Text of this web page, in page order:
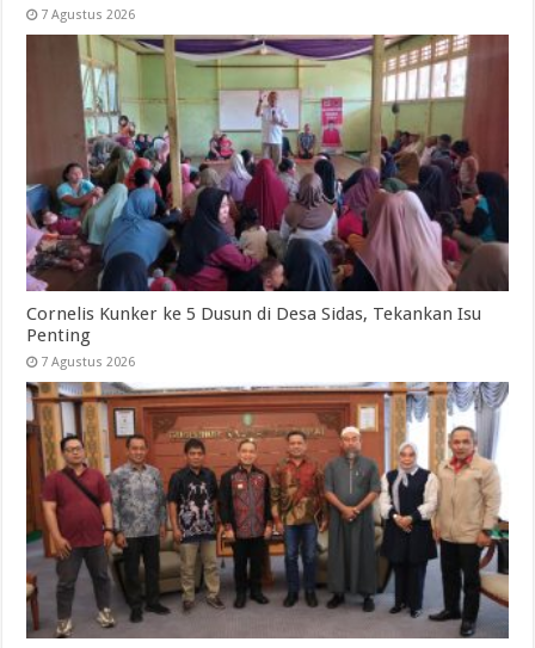
7 Agustus 2026
Cornelis Kunker ke 5 Dusun di Desa Sidas, Tekankan Isu
Penting
7 Agustus 2026